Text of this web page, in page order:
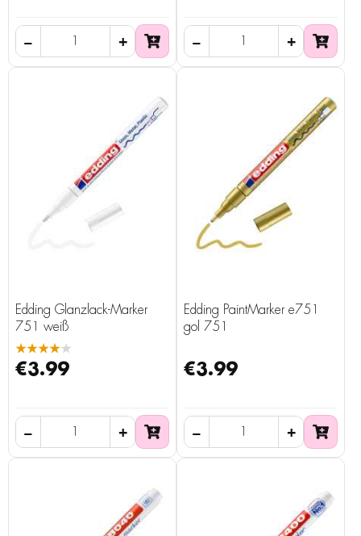
Edding Glanzlack-Marker
751 weiß
★★★★★
€3.99
Edding PaintMarker e751
gol 751
€3.99